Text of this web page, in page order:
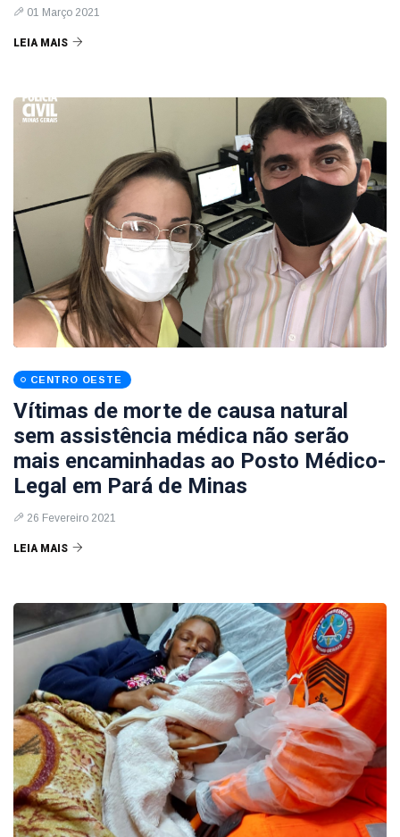
01 Março 2021
LEIA MAIS
CENTRO OESTE
Vítimas de morte de causa natural
sem assistência médica não serão
mais encaminhadas ao Posto Médico-
Legal em Pará de Minas
26 Fevereiro 2021
LEIA MAIS